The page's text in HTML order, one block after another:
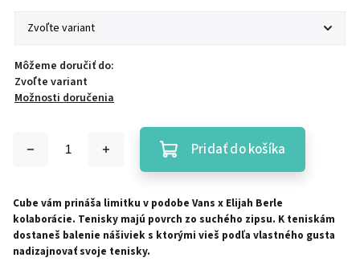
Môžeme doručiť do:
Zvoľte variant
Možnosti doručenia
Pridať do košíka
Cube vám prináša limitku v podobe Vans x Elijah Berle
kolaborácie. Tenisky majú povrch zo suchého zipsu. K teniskám
dostaneš balenie nášiviek s ktorými vieš podľa vlastného gusta
nadizajnovať svoje tenisky.